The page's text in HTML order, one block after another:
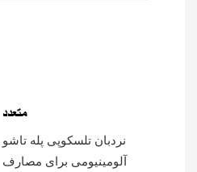
متعدد
نردبان تلسکوپی پله تاشو
آلومینیومی برای مصارف